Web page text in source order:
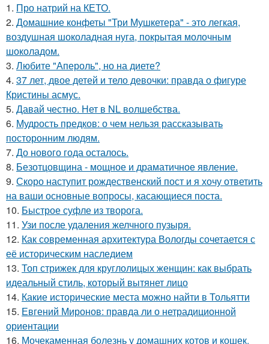
1. Про натрий на КЕТО.
2. Домашние конфеты "Три Мушкетера" - это легкая,
воздушная шоколадная нуга, покрытая молочным
шоколадом.
3. Любите "Апероль", но на диете?
4. 37 лет, двое детей и тело девочки: правда о фигуре
Кристины асмус.
5. Давай честно. Нет в NL волшебства.
6. Мудрость предков: о чем нельзя рассказывать
посторонним людям.
7. До нового года осталось.
8. Безотцовщина - мощное и драматичное явление.
9. Скоро наступит рождественский пост и я хочу ответить
на ваши основные вопросы, касающиеся поста.
10. Быстрое суфле из творога.
11. Узи после удаления желчного пузыря.
12. Как современная архитектура Вологды сочетается с
её историческим наследием
13. Топ стрижек для круглолицых женщин: как выбрать
идеальный стиль, который вытянет лицо
14. Какие исторические места можно найти в Тольятти
15. Евгений Миронов: правда ли о нетрадиционной
ориентации
16. Мочекаменная болезнь у домашних котов и кошек.